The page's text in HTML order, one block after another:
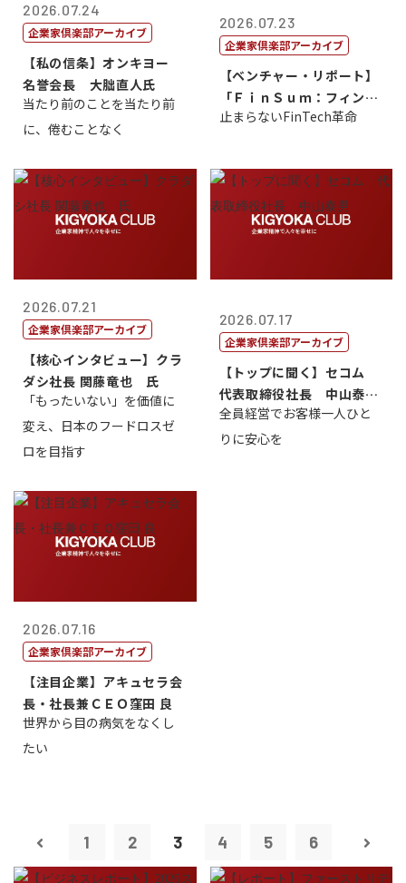
2026.07.24
企業家倶楽部アーカイブ
【私の信条】オンキヨー
名誉会長 大朏直人氏
当たり前のことを当たり前
に、倦むことなく
2026.07.23
企業家倶楽部アーカイブ
【ベンチャー・リポート】
「ＦｉｎＳｕｍ：フィンテ
ック・サミッ...
止まらないFinTech革命
2026.07.21
企業家倶楽部アーカイブ
【核心インタビュー】クラ
ダシ社長 関藤竜也 氏
「もったいない」を価値に
変え、日本のフードロスゼ
ロを目指す
2026.07.17
企業家倶楽部アーカイブ
【トップに聞く】セコム
代表取締役社長 中山泰
男
全員経営でお客様一人ひと
りに安心を
2026.07.16
企業家倶楽部アーカイブ
【注目企業】アキュセラ会
長・社長兼ＣＥＯ窪田 良
世界から目の病気をなくし
たい
1 2 3 4 5 6